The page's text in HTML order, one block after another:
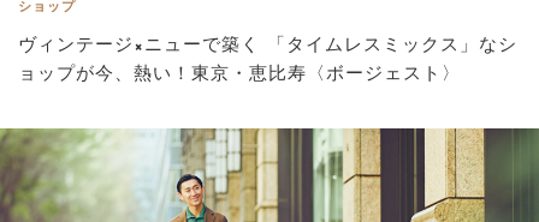
ショップ
ヴィンテージ×ニューで築く 「タイムレスミックス」なシ
ョップが今、熱い！東京・恵比寿〈ボージェスト〉